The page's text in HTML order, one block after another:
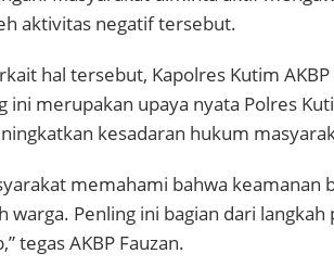
aktivitas negatif tersebut.
hal tersebut, Kapolres Kutim
ini merupakan upaya nyata Polres
kesadaran hukum
memahami bahwa keamanan
warga. Penling ini bagian dari
tegas AKBP Fauzan.